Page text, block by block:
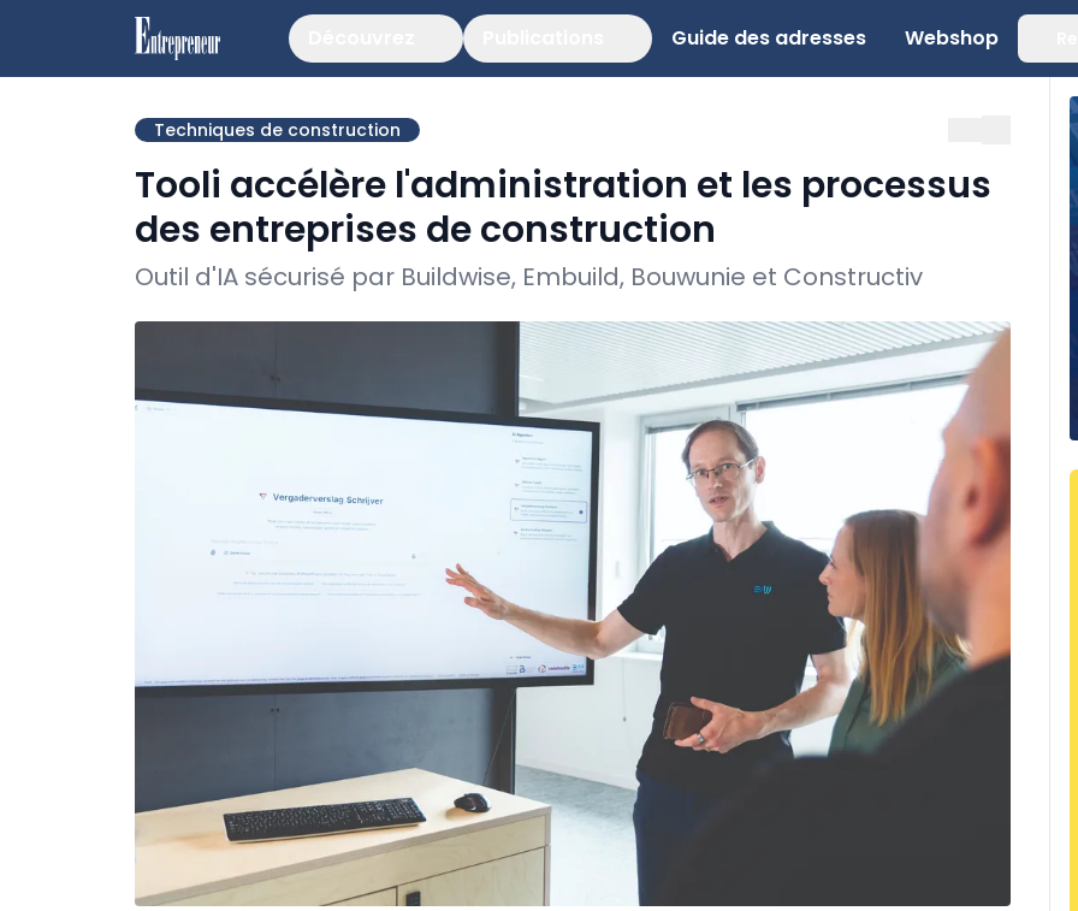
Guide des adresses Webshop
Techniques de construction
Tooli accélère l'administration et les processus
des entreprises de construction
Outil d'IA sécurisé par Buildwise, Embuild, Bouwunie et Constructiv